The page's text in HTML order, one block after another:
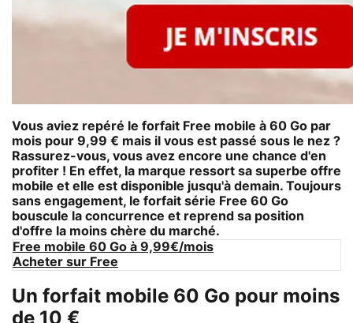
Vous aviez repéré le forfait Free mobile à 60 Go par
mois pour 9,99 € mais il vous est passé sous le nez ?
Rassurez-vous, vous avez encore une chance d'en
profiter ! En effet, la marque ressort sa superbe offre
mobile et elle est disponible jusqu'à demain. Toujours
sans engagement, le forfait série Free 60 Go
bouscule la concurrence et reprend sa position
d'offre la moins chère du marché.
Free mobile 60 Go à 9,99€/mois
Acheter sur Free
Un forfait mobile 60 Go pour moins
de 10 €